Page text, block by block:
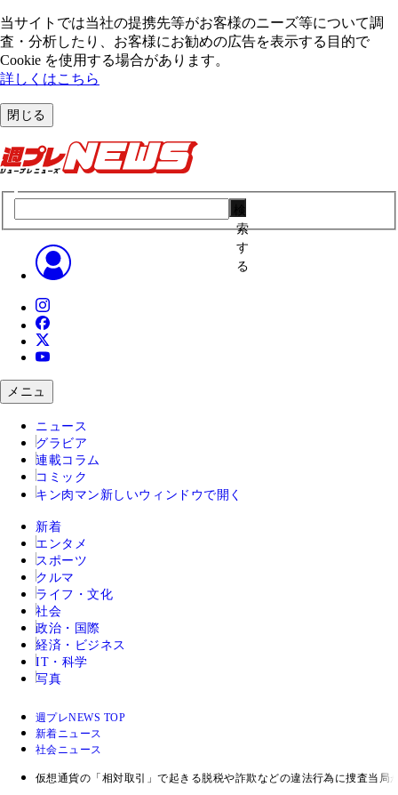
当サイトでは当社の提携先等がお客様のニーズ等について調
査・分析したり、お客様にお勧めの広告を表⽰する⽬的で
Cookie を使⽤する場合があります。
詳しくはこちら
閉じる
索
す
る
メニュ
ニュース
グラビア
連載コラム
コミック
キン肉マン 新しいウィンドウで開く
新着
エンタメ
スポーツ
クルマ
ライフ・文化
社会
政治・国際
経済・ビジネス
IT・科学
写真
週プレNEWS TOP
新着ニュース
社会ニュース
仮想通貨の「相対取引」で起きる脱税や詐欺などの違法行為に捜査当局